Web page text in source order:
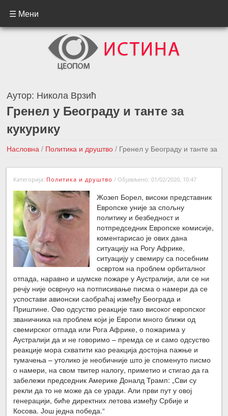
☰ Мени
Аутор: Никола Врзић
Гренел у Београду и танте за
кукурику
Насловна / Политика и друштво / Гренел у Београду и танте за
кукурику
←Претходна вест
Следећа вест →
Категорија: Политика и друштво / Објављено: 01/02/2020, 10:47
Жозеп Борел, високи представник
Европске уније за спољну
политику и безбедност и
потпредседник Европске комисије,
коментарисао је ових дана
ситуацију на Рогу Африке,
ситуацију у свемиру са посебним
освртом на проблем орбиталног
отпада, наравно и шумске пожаре у Аустралији, али се ни
речју није осврнуо на потписивање писма о намери да се
успостави авионски саобраћај између Београда и
Приштине. Ово одсуство реакције тако високог европског
званичника на проблем који је Европи много ближи од
свемирског отпада или Рога Африке, о пожарима у
Аустралији да и не говоримо – премда се и само одсуство
реакције мора схватити као реакција достојна пажње и
тумачења – утолико је необичније што је споменуто писмо
о намери, на свом твитер налогу, приметио и стигао да га
забележи председник Америке Доналд Трамп: „Сви су
рекли да то не може да се уради. Али први пут у овој
генерацији, биће директних летова између Србије и
Косова. Још једна победа.“